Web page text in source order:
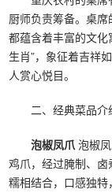
厨师负责筹备。桌
都蕴含着丰富的文
生肖”，象征着吉祥
人赏心悦目。
二、经典菜品介
泡椒凤爪 泡椒
鸡爪，经过腌制、
糯相结合，口感独特